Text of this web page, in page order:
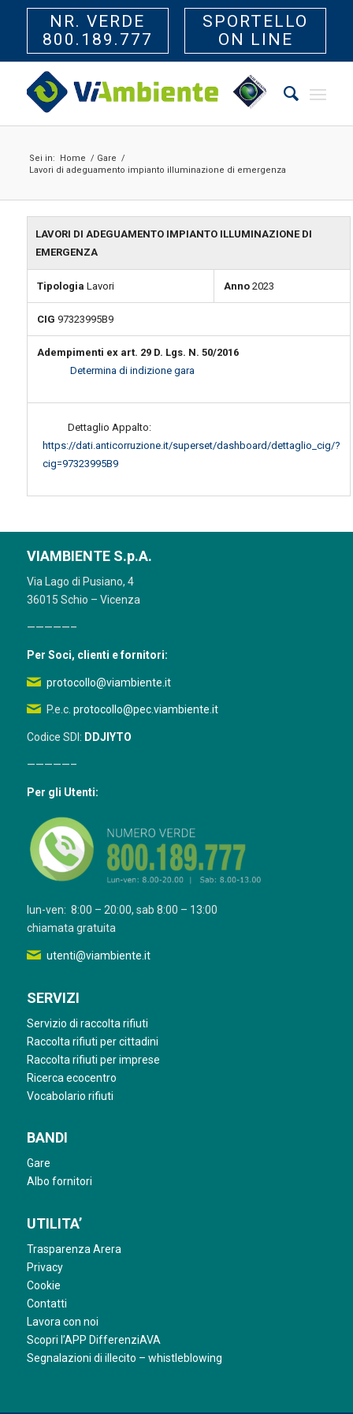
NR. VERDE
800.189.777
SPORTELLO
ON LINE
Sei in: Home / Gare /
Lavori di adeguamento impianto illuminazione di emergenza
LAVORI DI ADEGUAMENTO IMPIANTO ILLUMINAZIONE DI
EMERGENZA
Tipologia Lavori Anno2023
CIG 97323995B9
Adempimenti ex art. 29 D. Lgs. N. 50/2016
Determina di indizione gara
Dettaglio Appalto:
https://dati.anticorruzione.it/superset/dashboard/dettaglio_cig/?
cig=97323995B9
VIAMBIENTE S.p.A.
Via Lago di Pusiano, 4
36015 Schio – Vicenza
—————–
Per Soci, clienti e fornitori:
protocollo@viambiente.it
P.e.c. protocollo@pec.viambiente.it
Codice SDI: DDJIYTO
—————–
Per gli Utenti:
lun-ven: 8:00 – 20:00, sab 8:00 – 13:00
chiamata gratuita
utenti@viambiente.it
SERVIZI
Servizio di raccolta rifiuti
Raccolta rifiuti per cittadini
Raccolta rifiuti per imprese
Ricerca ecocentro
Vocabolario rifiuti
BANDI
Gare
Albo fornitori
UTILITA’
Trasparenza Arera
Privacy
Cookie
Contatti
Lavora con noi
Scopri l’APP DifferenziAVA
Segnalazioni di illecito – whistleblowing